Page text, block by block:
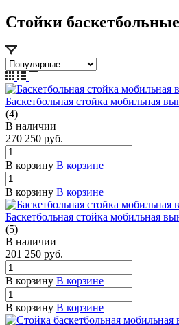
Стойки
Баскетбольная стойка мобильная
(4)
В наличии
270 250 руб.
В корзину В корзине
В корзину В корзине
Баскетбольная стойка мобильная
(5)
В наличии
201 250 руб.
В корзину В корзине
В корзину В корзине